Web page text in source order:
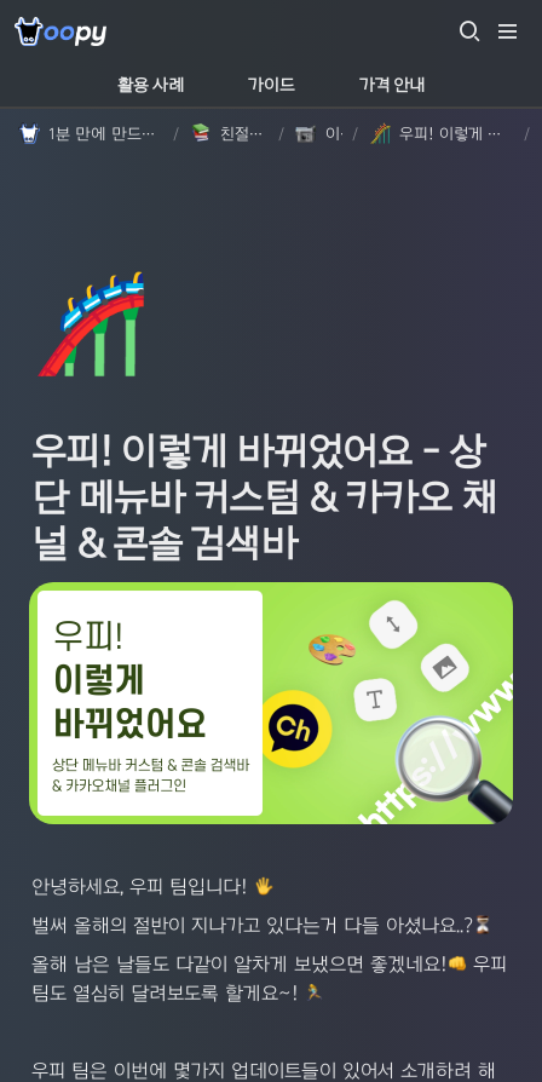
활용 사례 가이드 가격 안내
1분 만에 만드는 노션 웹사이트, 우피! / 친절한 가이드 / 이야기/ 우피! 이렇게 바뀌었어요 - 상단 메뉴바 커스텀 & 카카오 채널 & 콘솔 검색바 /
🎢
우피! 이렇게 바뀌었어요 - 상
단 메뉴바 커스텀 & 카카오 채
널 & 콘솔 검색바
안녕하세요, 우피 팀입니다!
벌써 올해의 절반이 지나가고 있다는거 다들 아셨나요..?
올해 남은 날들도 다같이 알차게 보냈으면 좋겠네요!
우피
팀도 열심히 달려보도록 할게요~!
우피 팀은 이번에 몇가지 업데이트들이 있어서 소개하려 해